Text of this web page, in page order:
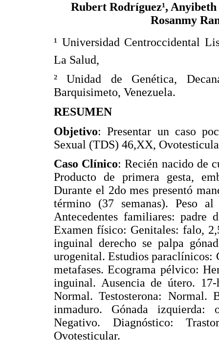
Rubert Rodríguez¹, Anyibeth
Rosanmy
¹ Universidad Centroccidental
La Salud,
² Unidad de Genética,
Barquisimeto, Venezuela.
RESUMEN
Objetivo: Presentar un caso
Sexual (TDS) 46,XX,
Caso Clínico: Recién nacido de
Producto de primera gesta,
Durante el 2do mes presentó
término (37 semanas). Peso
Antecedentes familiares: padre
Examen físico: Genitales: falo,
inguinal derecho se palpa
urogenital. Estudios
metafases. Ecograma pélvico:
inguinal. Ausencia de útero.
Normal. Testosterona: Normal.
inmaduro. Gónada
Negativo. Diagnóstico:
Ovotesticular.